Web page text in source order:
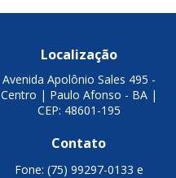
Localização
Avenida Apolônio Sales 495 -
Centro | Paulo Afonso - BA |
CEP: 48601-195
Contato
Fone: (75) 99297-0133 e